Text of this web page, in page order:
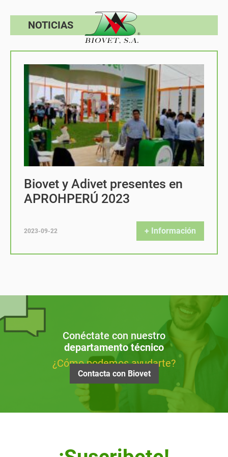
NOTICIAS
Biovet y Adivet presentes en
APROHPERÚ 2023
2023-09-22 + Información
Conéctate con nuestro
departamento técnico
¿Cómo podemos ayudarte?
Contacta con Biovet